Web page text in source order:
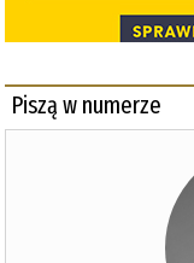
Piszą w numerze